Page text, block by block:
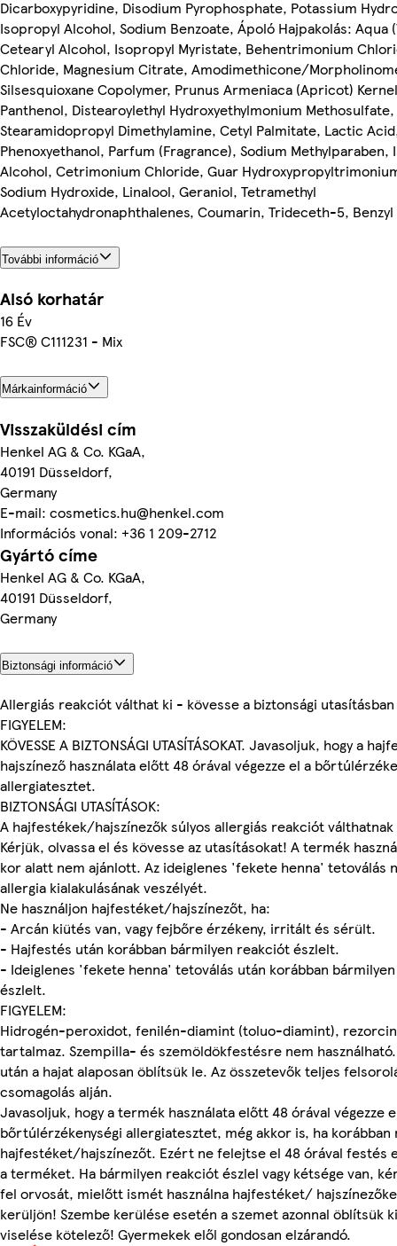
Dicarboxypyridine, Disodium Pyrophosphate, Potassium
Isopropyl Alcohol, Sodium Benzoate, Ápoló Hajpakolás: Aqua
Cetearyl Alcohol, Isopropyl Myristate, Behentrimonium
Chloride, Magnesium Citrate, Amodimethicone/
Silsesquioxane Copolymer, Prunus Armeniaca (Apricot)
Panthenol, Distearoylethyl Hydroxyethylmonium Methosulfate,
Stearamidopropyl Dimethylamine, Cetyl Palmitate, Lactic
Phenoxyethanol, Parfum (Fragrance), Sodium Methylparaben,
Alcohol, Cetrimonium Chloride, Guar
Sodium Hydroxide, Linalool, Geraniol, Tetramethyl
Acetyloctahydronaphthalenes, Coumarin, Trideceth-5,
További információ
Alsó korhatár
16 Év
FSC® C111231 - Mix
Márkainformáció
Visszaküldési cím
Henkel AG & Co. KGaA,
40191 Düsseldorf,
Germany
E-mail: cosmetics.hu@henkel.com
Információs vonal: +36 1 209-2712
Gyártó címe
Henkel AG & Co. KGaA,
40191 Düsseldorf,
Germany
Biztonsági információ
Allergiás reakciót válthat ki - kövesse a biztonsági
FIGYELEM:
KÖVESSE A BIZTONSÁGI UTASÍTÁSOKAT. Javasoljuk, hogy a
hajszínező használata előtt 48 órával végezze el a
allergiatesztet.
BIZTONSÁGI UTASÍTÁSOK:
A hajfestékek/hajszínezők súlyos allergiás reakciót
Kérjük, olvassa el és kövesse az utasításokat! A termék
kor alatt nem ajánlott. Az ideiglenes 'fekete henna' tetoválás
allergia kialakulásának veszélyét.
Ne használjon hajfestéket/hajszínezőt, ha:
- Arcán kiütés van, vagy fejbőre érzékeny, irritált és sérült.
- Hajfestés után korábban bármilyen reakciót észlelt.
- Ideiglenes 'fekete henna' tetoválás után korábban
észlelt.
FIGYELEM:
Hidrogén-peroxidot, fenilén-diamint (toluo-diamint),
tartalmaz. Szempilla- és szemöldökfestésre nem
után a hajat alaposan öblítsük le. Az összetevők teljes
csomagolás alján.
Javasoljuk, hogy a termék használata előtt 48 órával végezze
bőrtúlérzékenységi allergiatesztet, még akkor is, ha korábban
hajfestéket/hajszínezőt. Ezért ne felejtse el 48 órával festés
a terméket. Ha bármilyen reakciót észlel vagy kétsége van,
fel orvosát, mielőtt ismét használna hajfestéket/
kerüljön! Szembe kerülése esetén a szemet azonnal öblítsük
viselése kötelező! Gyermekek elől gondosan elzárandó.